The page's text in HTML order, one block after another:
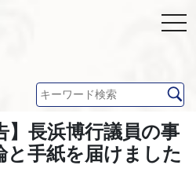
】長浜博行議員の事
と手紙を届けました